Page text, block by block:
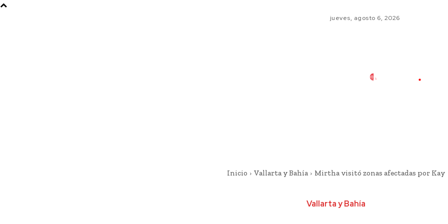
jueves, agosto 6, 2026
Inicio Vallarta y Bahía Mirtha visitó zonas afectadas por Kay
Vallarta y Bahía